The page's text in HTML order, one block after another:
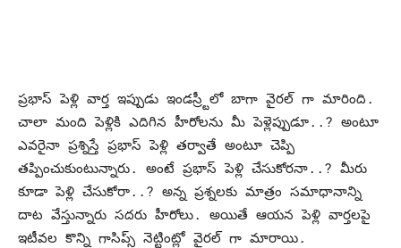
ప్రభాస్ పెళ్లి వార్త ఇప్పుడు ఇండస్ర్టీలో బాగా వైరల్ గా మారింది.
చాలా మంది పెళ్లికి ఎదిగిన హీరోలను మీ పెళ్లెప్పుడూ..? అంటూ
ఎవరైనా ప్రశ్నిస్తే ప్రభాస్ పెళ్లి తర్వాతే అంటూ చెప్పి
తప్పించుకుంటున్నారు. అంటే ప్రభాస్ పెళ్లి చేసుకోరనా..? మీరు
కూడా పెళ్లి చేసుకోరా..? అన్న ప్రశ్నలకు మాత్రం సమాధానాన్ని
దాట వేస్తున్నారు సదరు హీరోలు. అయితే ఆయన పెళ్లి వార్తలపై
ఇటీవల కొన్ని గాసిప్స్ నెట్టింట్లో వైరల్ గా మారాయి.